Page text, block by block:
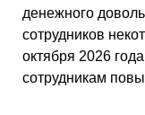
денежного
сотрудников
октября 2026
сотрудникам